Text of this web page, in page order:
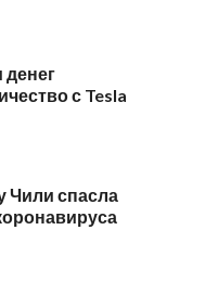
денег
с Tesla
Чили спасла